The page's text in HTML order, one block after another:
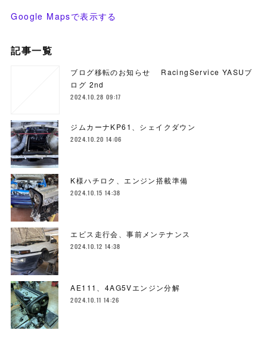
Google Mapsで表示する
記事一覧
ブログ移転のお知らせ RacingService YASUブ
ログ 2nd
2024.10.28 09:17
ジムカーナKP61、シェイクダウン
2024.10.20 14:06
K様ハチロク、エンジン搭載準備
2024.10.15 14:38
エビス走行会、事前メンテナンス
2024.10.12 14:38
AE111、4AG5Vエンジン分解
2024.10.11 14:26